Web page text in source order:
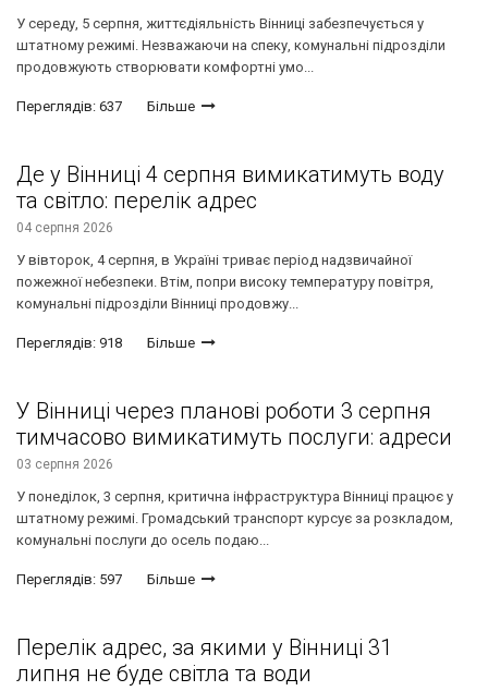
У середу, 5 серпня, життєдіяльність Вінниці забезпечується у
штатному режимі. Незважаючи на спеку, комунальні підрозділи
продовжують створювати комфортні умо...
Переглядів: 637 Більше
Де у Вінниці 4 серпня вимикатимуть воду
та світло: перелік адрес
04 серпня 2026
У вівторок, 4 серпня, в Україні триває період надзвичайної
пожежної небезпеки. Втім, попри високу температуру повітря,
комунальні підрозділи Вінниці продовжу...
Переглядів: 918 Більше
У Вінниці через планові роботи 3 серпня
тимчасово вимикатимуть послуги: адреси
03 серпня 2026
У понеділок, 3 серпня, критична інфраструктура Вінниці працює у
штатному режимі. Громадський транспорт курсує за розкладом,
комунальні послуги до осель подаю...
Переглядів: 597 Більше
Перелік адрес, за якими у Вінниці 31
липня не буде світла та води